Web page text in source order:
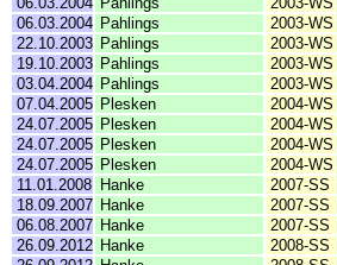
06.03.2004 Pahlings 2003-WS
22.10.2003 Pahlings 2003-WS
19.10.2003 Pahlings 2003-WS
03.04.2004 Pahlings 2003-WS
07.04.2005 Plesken 2004-WS
24.07.2005 Plesken 2004-WS
24.07.2005 Plesken 2004-WS
24.07.2005 Plesken 2004-WS
11.01.2008 Hanke 2007-SS
18.09.2007 Hanke 2007-SS
06.08.2007 Hanke 2007-SS
26.09.2012 Hanke 2008-SS